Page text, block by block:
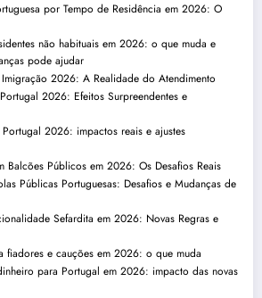
por Tempo de Residência em 2026: O
não habituais em 2026: o que muda e
pode ajudar
2026: A Realidade do Atendimento
2026: Efeitos Surpreendentes e
2026: impactos reais e ajustes
Balcões Públicos em 2026: Os Desafios Reais
Públicas Portuguesas: Desafios e Mudanças de
Sefardita em 2026: Novas Regras e
fiadores e cauções em 2026: o que muda
para Portugal em 2026: impacto das novas